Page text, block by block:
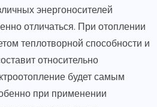
энергоносителей
отличаться. При отоплении
теплотворной способности и
относительно
будет самым
при применении